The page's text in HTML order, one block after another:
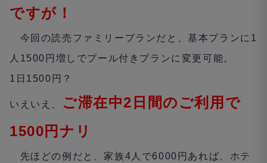
ですが！
今回の読売ファミリープランだと、基本プランに 1
人 1500 円増しでプール付きプランに変更可能。
1 日 1500 円？
いえいえ、
ご滞在中2日間のご利用で
1500 円ナリ
先ほどの例だと、家族4 人で6000 円あれば、ホテ